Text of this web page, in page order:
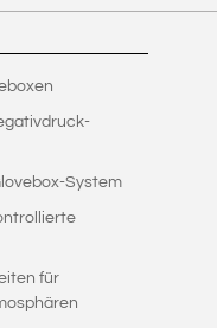
System
für